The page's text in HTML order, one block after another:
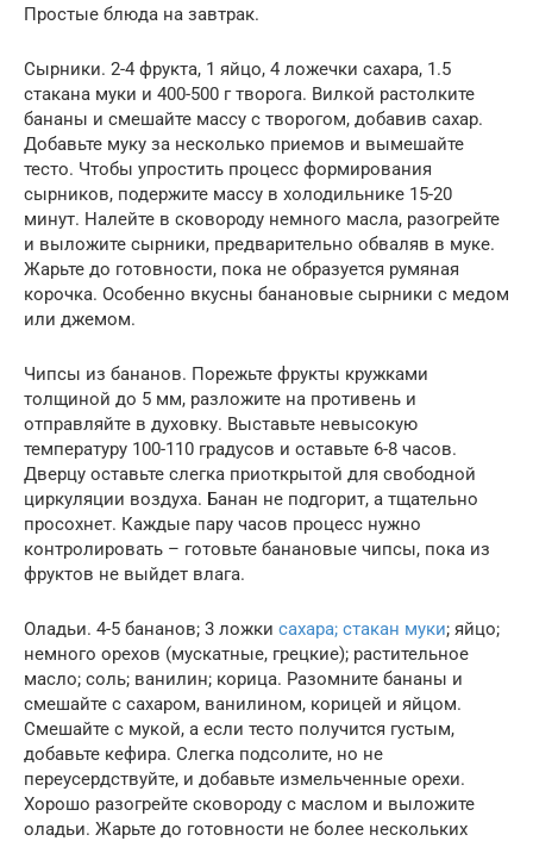
Простые блюда на завтрак.
Сырники. 2-4 фрукта, 1 яйцо, 4 ложечки сахара, 1.5
стакана муки и 400-500 г творога. Вилкой растолките
бананы и смешайте массу с творогом, добавив сахар.
Добавьте муку за несколько приемов и вымешайте
тесто. Чтобы упростить процесс формирования
сырников, подержите массу в холодильнике 15-20
минут. Налейте в сковороду немного масла, разогрейте
и выложите сырники, предварительно обваляв в муке.
Жарьте до готовности, пока не образуется румяная
корочка. Особенно вкусны банановые сырники с медом
или джемом.
Чипсы из бананов. Порежьте фрукты кружками
толщиной до 5 мм, разложите на противень и
отправляйте в духовку. Выставьте невысокую
температуру 100-110 градусов и оставьте 6-8 часов.
Дверцу оставьте слегка приоткрытой для свободной
циркуляции воздуха. Банан не подгорит, а тщательно
просохнет. Каждые пару часов процесс нужно
контролировать – готовьте банановые чипсы, пока из
фруктов не выйдет влага.
Оладьи. 4-5 бананов; 3 ложки сахара; стакан муки; яйцо;
немного орехов (мускатные, грецкие); растительное
масло; соль; ванилин; корица. Разомните бананы и
смешайте с сахаром, ванилином, корицей и яйцом.
Смешайте с мукой, а если тесто получится густым,
добавьте кефира. Слегка подсолите, но не
переусердствуйте, и добавьте измельченные орехи.
Хорошо разогрейте сковороду с маслом и выложите
оладьи. Жарьте до готовности не более нескольких